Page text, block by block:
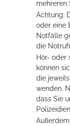
mehreren
Achtung:
oder eine
Notfälle
die
Hör- oder
können
die
wenden.
dass Sie